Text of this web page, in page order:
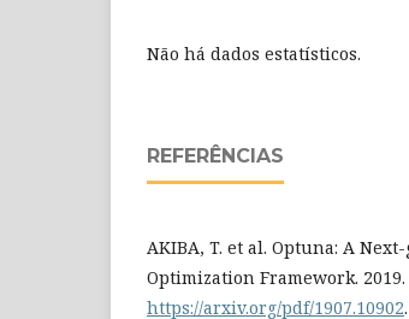
Não há dados estatísticos.
REFERÊNCIAS
AKIBA, T. et al. Optuna: A
Optimization Framework.
https://arxiv.org/pdf/1907.10902